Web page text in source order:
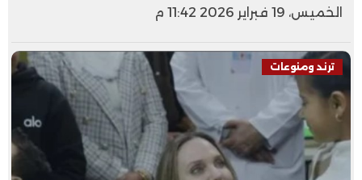
الخميس، 19 فبراير 2026 11:42 م
ترند ومنوعات